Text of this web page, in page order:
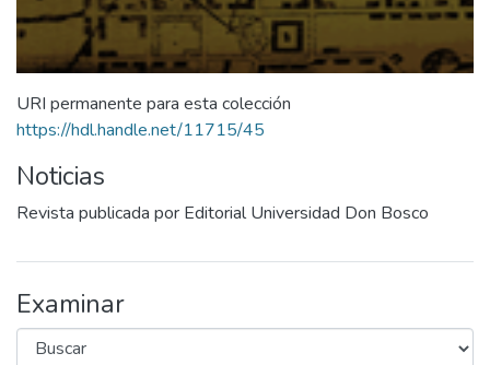
URI permanente para esta colección
https://hdl.handle.net/11715/45
Noticias
Revista publicada por Editorial Universidad Don Bosco
Examinar